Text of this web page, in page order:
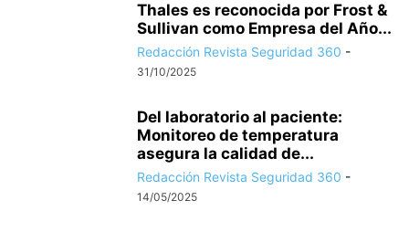
Thales es reconocida por Frost &
Sullivan como Empresa del Año...
Redacción Revista Seguridad 360 -
31/10/2025
Del laboratorio al paciente:
Monitoreo de temperatura
asegura la calidad de...
Redacción Revista Seguridad 360 -
14/05/2025